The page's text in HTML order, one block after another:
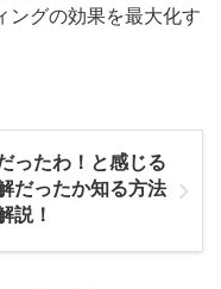
ングの効果を最大化す
ったわ！と感じる
だったか知る方法
説！